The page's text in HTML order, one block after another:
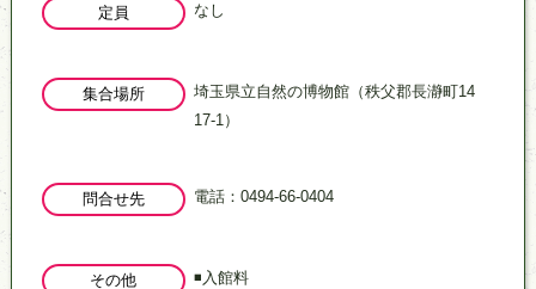
定員 なし
集合場所
埼玉県立自然の博物館（秩父郡長瀞町14
17-1）
問合せ先 電話：0494-66-0404
その他
◾入館料